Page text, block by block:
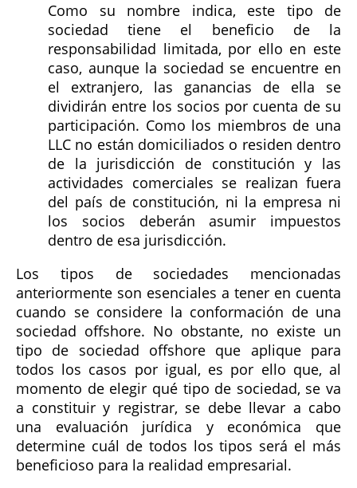
Como su nombre indica, este tipo de
sociedad tiene el beneficio de la
responsabilidad limitada, por ello en este
caso, aunque la sociedad se encuentre en
el extranjero, las ganancias de ella se
dividirán entre los socios por cuenta de su
participación. Como los miembros de una
LLC no están domiciliados o residen dentro
de la jurisdicción de constitución y las
actividades comerciales se realizan fuera
del país de constitución, ni la empresa ni
los socios deberán asumir impuestos
dentro de esa jurisdicción.
Los tipos de sociedades mencionadas
anteriormente son esenciales a tener en cuenta
cuando se considere la conformación de una
sociedad offshore. No obstante, no existe un
tipo de sociedad offshore que aplique para
todos los casos por igual, es por ello que, al
momento de elegir qué tipo de sociedad, se va
a constituir y registrar, se debe llevar a cabo
una evaluación jurídica y económica que
determine cuál de todos los tipos será el más
beneficioso para la realidad empresarial.